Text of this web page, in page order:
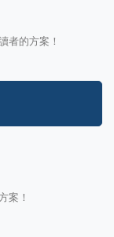
者的方案！
案！